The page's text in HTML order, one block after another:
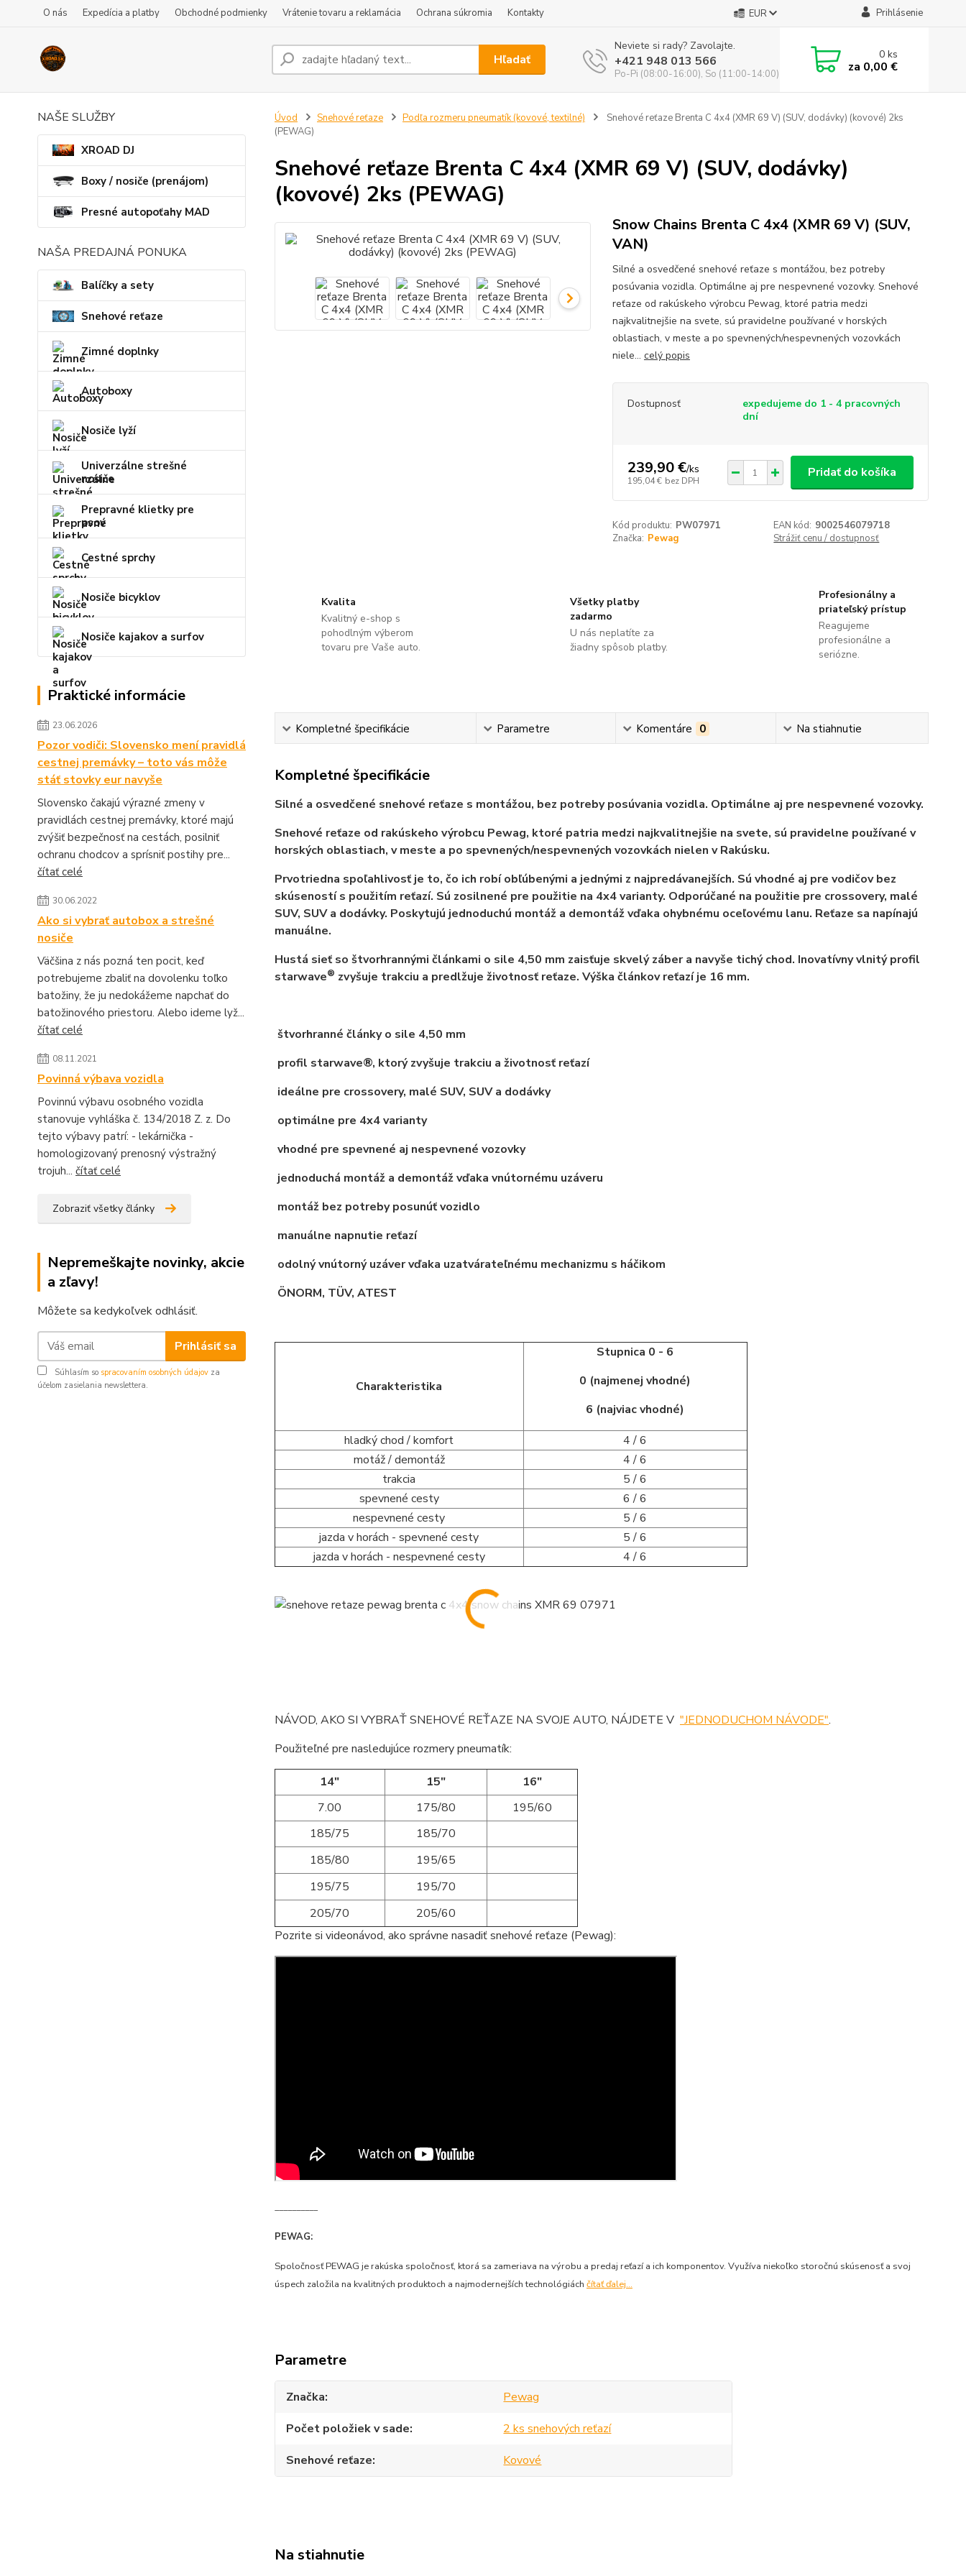
O nás Expedícia a platby Obchodné podmienky Vrátenie tovaru a reklamácia Ochrana súkromia Kontakty EUR Prihlásenie
Hľadať
Neviete si rady? Zavolajte.
+421 948 013 566
Po-Pi (08:00-16:00), So (11:00-14:00)
0ks
za 0,00 €
NAŠE SLUŽBY
XROAD DJ
Boxy / nosiče (prenájom)
Presné autopoťahy MAD
NAŠA PREDAJNÁ PONUKA
Balíčky a sety
Snehové reťaze
Zimné doplnky
Autoboxy
Nosiče lyží
Univerzálne strešné
nosiče
Prepravné klietky pre
psov
Cestné sprchy
Nosiče bicyklov
Nosiče kajakov a surfov
Praktické informácie
23.06.2026
Pozor vodiči: Slovensko mení pravidlá
cestnej premávky – toto vás môže
stáť stovky eur navyše
Slovensko čakajú výrazné zmeny v
pravidlách cestnej premávky, ktoré majú
zvýšiť bezpečnosť na cestách, posilniť
ochranu chodcov a sprísniť postihy pre...
čítať celé
30.06.2022
Ako si vybrať autobox a strešné
nosiče
Väčšina z nás pozná ten pocit, keď
potrebujeme zbaliť na dovolenku toľko
batožiny, že ju nedokážeme napchať do
batožinového priestoru. Alebo ideme lyž...
čítať celé
08.11.2021
Povinná výbava vozidla
Povinnú výbavu osobného vozidla
stanovuje vyhláška č. 134/2018 Z. z. Do
tejto výbavy patrí: - lekárnička -
homologizovaný prenosný výstražný
trojuh... čítať celé
Zobraziť všetky články
Nepremeškajte novinky, akcie
a zľavy!
Môžete sa kedykoľvek odhlásiť.
Prihlásiť sa
Súhlasím so spracovaním osobných údajov za
účelom zasielania newslettera.
Úvod Snehové reťaze Podľa rozmeru pneumatík (kovové, textilné)
Snehové reťaze Brenta C 4x4 (XMR 69 V) (SUV, dodávky) (kovové) 2ks
(PEWAG)
Snehové reťaze Brenta C 4x4 (XMR 69 V) (SUV, dodávky)
(kovové) 2ks (PEWAG)
Snow Chains Brenta C 4x4 (XMR 69 V) (SUV,
VAN)
Silné a osvedčené snehové reťaze s montážou, bez potreby
posúvania vozidla. Optimálne aj pre nespevnené vozovky. Snehové
reťaze od rakúskeho výrobcu Pewag, ktoré patria medzi
najkvalitnejšie na svete, sú pravidelne používané v horských
oblastiach, v meste a po spevnených/nespevnených vozovkách
niele... celý popis
Dostupnosť
expedujeme do 1 - 4 pracovných
dní
239,90 €/ks
195,04 € bez DPH
Pridať do košíka
Kód produktu: PW07971 EAN kód: 9002546079718
Značka: Pewag Strážiť cenu / dostupnosť
Kvalita
Kvalitný e-shop s
pohodlným výberom
tovaru pre Vaše auto.
Všetky platby
zadarmo
U nás neplatíte za
žiadny spôsob platby.
Profesionálny a
priateľský prístup
Reagujeme
profesionálne a
seriózne.
Kompletné špecifikácie Parametre Komentáre 0 Na stiahnutie
Kompletné špecifikácie
Silné a osvedčené snehové reťaze s montážou, bez potreby posúvania vozidla. Optimálne aj pre nespevnené vozovky.
Snehové reťaze od rakúskeho výrobcu Pewag, ktoré patria medzi najkvalitnejšie na svete, sú pravidelne používané v
horských oblastiach, v meste a po spevnených/nespevnených vozovkách nielen v Rakúsku.
Prvotriedna spoľahlivosť je to, čo ich robí obľúbenými a jednými z najpredávanejších. Sú vhodné aj pre vodičov bez
skúseností s použitím reťazí. Sú zosilnené pre použitie na 4x4 varianty. Odporúčané na použitie pre crossovery, malé
SUV, SUV a dodávky. Poskytujú jednoduchú montáž a demontáž vďaka ohybnému oceľovému lanu. Reťaze sa napínajú
manuálne.
Hustá sieť so štvorhrannými článkami o sile 4,50 mm zaisťuje skvelý záber a navyše tichý chod. Inovatívny vlnitý profil
starwave® zvyšuje trakciu a predlžuje životnosť reťaze. Výška článkov reťazí je 16 mm.
štvorhranné články o sile 4,50 mm
profil starwave®, ktorý zvyšuje trakciu a životnosť reťazí
ideálne pre crossovery, malé SUV, SUV a dodávky
optimálne pre 4x4 varianty
vhodné pre spevnené aj nespevnené vozovky
jednoduchá montáž a demontáž vďaka vnútornému uzáveru
montáž bez potreby posunúť vozidlo
manuálne napnutie reťazí
odolný vnútorný uzáver vďaka uzatvárateľnému mechanizmu s háčikom
ÖNORM, TÜV, ATEST
Charakteristika
Stupnica 0 - 6
0 (najmenej vhodné)
6 (najviac vhodné)
hladký chod / komfort
4 / 6
motáž / demontáž
4 / 6
trakcia
5 / 6
spevnené cesty
6 / 6
nespevnené cesty
5 / 6
jazda v horách - spevnené cesty
5 / 6
jazda v horách - nespevnené cesty
4 / 6
NÁVOD, AKO SI VYBRAŤ SNEHOVÉ REŤAZE NA SVOJE AUTO, NÁJDETE V "JEDNODUCHOM NÁVODE".
Použiteľné pre nasledujúce rozmery pneumatík:
14" 15"
16"
7.00
175/80
195/60
185/75
185/70
185/80
195/65
195/75
195/70
205/70
205/60
Pozrite si videonávod, ako správne nasadiť snehové reťaze (Pewag):
__________
PEWAG:
Spoločnosť PEWAG je rakúska spoločnosť, ktorá sa zameriava na výrobu a predaj reťazí a ich komponentov. Využíva niekoľko storočnú skúsenosť a svoj
úspech založila na kvalitných produktoch a najmodernejších technológiách čítať ďalej...
Parametre
Značka
Pewag
Počet položiek v sade
2 ks snehových reťazí
Snehové reťaze
Kovové
Na stiahnutie